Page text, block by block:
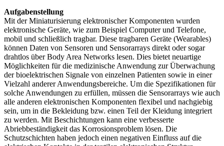
Aufgabenstellung
Mit der Miniaturisierung elektronischer Komponenten wurden
elektronische Geräte, wie zum Beispiel Computer und Telefone,
mobil und schließlich tragbar. Diese tragbaren Geräte (Wearables)
können Daten von Sensoren und Sensorarrays direkt oder sogar
drahtlos über Body Area Networks lesen. Dies bietet neuartige
Möglichkeiten für die medizinische Anwendung zur Überwachung
der bioelektrischen Signale von einzelnen Patienten sowie in einer
Vielzahl anderer Anwendungsbereiche. Um die Spezifikationen für
solche Anwendungen zu erfüllen, müssen die Sensorarrays wie auch
alle anderen elektronischen Komponenten flexibel und nachgiebig
sein, um in die Bekleidung bzw. einen Teil der Kleidung integriert
zu werden. Mit Beschichtungen kann eine verbesserte
Abriebbeständigkeit das Korrosionsproblem lösen. Die
Schutzschichten haben jedoch einen negativen Einfluss auf die